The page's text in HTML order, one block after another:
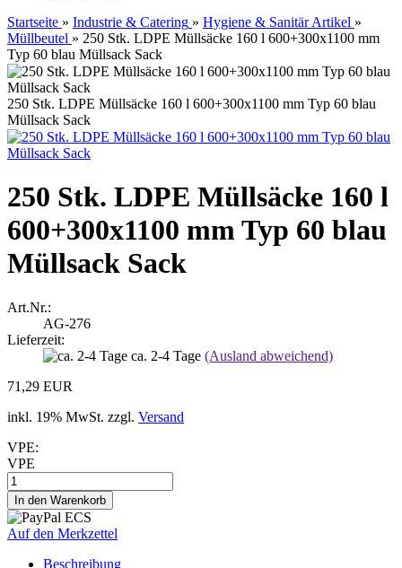
Startseite » Industrie & Catering » Hygiene & Sanitär Artikel »
Müllbeutel » 250 Stk. LDPE Müllsäcke 160 l 600+300x1100 mm
Typ 60 blau Müllsack Sack
250 Stk. LDPE Müllsäcke 160 l 600+300x1100 mm Typ 60 blau
Müllsack Sack
250 Stk. LDPE Müllsäcke 160 l
600+300x1100 mm Typ 60 blau
Müllsack Sack
Art.Nr.:
AG-276
Lieferzeit:
ca. 2-4 Tage (Ausland abweichend)
71,29 EUR
inkl. 19% MwSt. zzgl. Versand
VPE:
VPE
Auf den Merkzettel
Beschreibung